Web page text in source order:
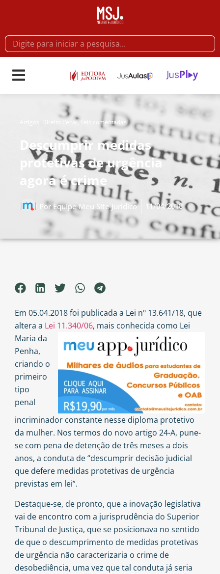
Direito Penal, Leis comentadas
Descumprir medidas
protetivas de urgência
agora é crime
PorEquipe Meu Site Jurídico 11/04/2018
Em 05.04.2018 foi publicada a Lei nº 13.641/18, que
altera a Lei 11.340/06, mais conhecida como Lei
Maria da
Penha,
criando o
primeiro
tipo
penal
incriminador constante nesse diploma protetivo
da mulher. Nos termos do novo artigo 24-A, pune-
se com pena de detenção de três meses a dois
anos, a conduta de “descumprir decisão judicial
que defere medidas protetivas de urgência
previstas em lei”.
Destaque-se, de pronto, que a inovação legislativa
vai de encontro com a jurisprudência do Superior
Tribunal de Justiça, que se posicionava no sentido
de que o descumprimento de medidas protetivas
de urgência não caracterizaria o crime de
desobediência, uma vez que tal conduta já seria